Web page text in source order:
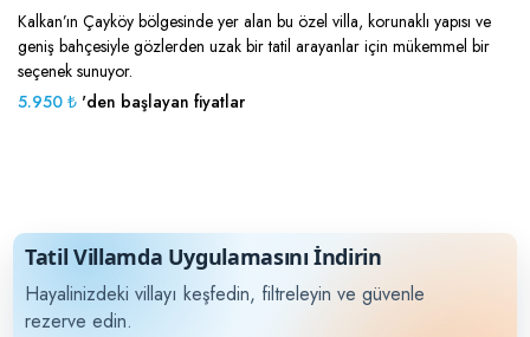
Kalkan’ın Çayköy bölgesinde yer alan bu özel villa, korunaklı yapısı ve
geniş bahçesiyle gözlerden uzak bir tatil arayanlar için mükemmel bir
seçenek sunuyor.
5.950 ₺ 'den başlayan fiyatlar
Tatil Villamda Uygulamasını İndirin
Hayalinizdeki villayı keşfedin, filtreleyin ve güvenle
rezerve edin.